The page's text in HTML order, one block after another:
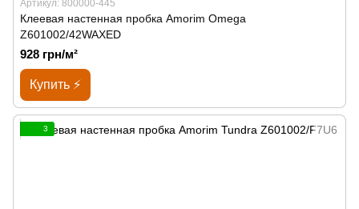
Артикул: 800000-445
Клеевая настенная пробка Amorim Omega
Z601002/42WAXED
928 грн/м²
Купить ⚡
3